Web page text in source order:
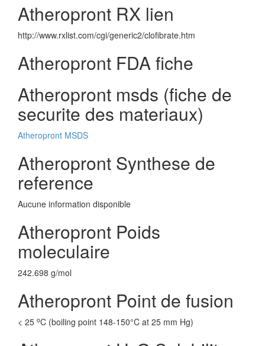
Atheropront RX lien
http://www.rxlist.com/cgi/generic2/clofibrate.htm
Atheropront FDA fiche
Atheropront msds (fiche de
securite des materiaux)
Atheropront MSDS
Atheropront Synthese de
reference
Aucune information disponible
Atheropront Poids
moleculaire
242.698 g/mol
Atheropront Point de fusion
< 25 oC (boiling point 148-150°C at 25 mm Hg)